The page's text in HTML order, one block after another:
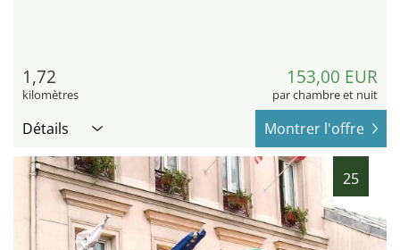
1,72
kilomètres
153,00 EUR
par chambre et nuit
Détails Montrer l'offre
25